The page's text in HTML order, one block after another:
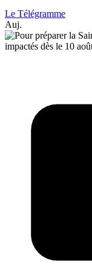
Le Télégramme
Auj.